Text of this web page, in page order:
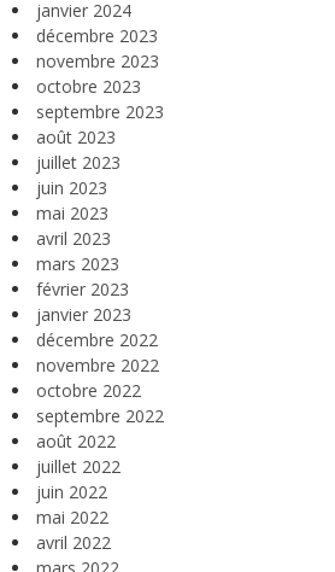
janvier 2024
décembre 2023
novembre 2023
octobre 2023
septembre 2023
août 2023
juillet 2023
juin 2023
mai 2023
avril 2023
mars 2023
février 2023
janvier 2023
décembre 2022
novembre 2022
octobre 2022
septembre 2022
août 2022
juillet 2022
juin 2022
mai 2022
avril 2022